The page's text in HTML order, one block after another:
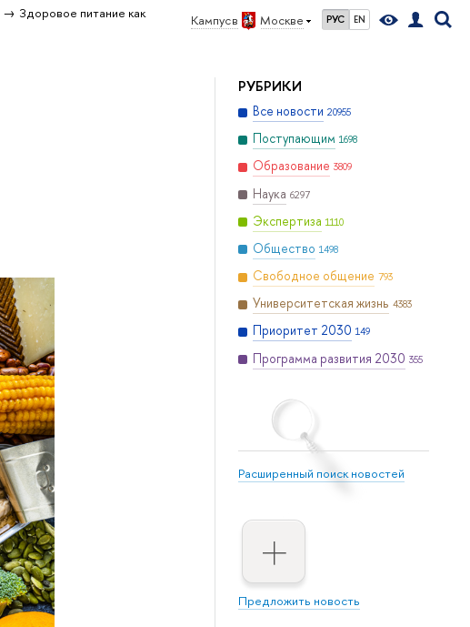
Кампус в Москве РУС EN
Здоровое питание как
РУБРИКИ
Все новости 20955
Поступающим 1698
Образование 3809
Наука 6297
Экспертиза 1110
Общество 1498
Свободное общение 793
Университетская жизнь 4383
Приоритет 2030 149
Программа развития 2030 355
Расширенный поиск новостей
Предложить новость